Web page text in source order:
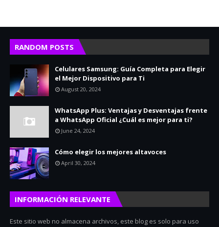
RANDOM POSTS
Celulares Samsung: Guía Completa para Elegir
el Mejor Dispositivo para Ti
August 20, 2024
WhatsApp Plus: Ventajas y Desventajas frente
a WhatsApp Oficial ¿Cuál es mejor para ti?
June 24, 2024
Cómo elegir los mejores altavoces
April 30, 2024
INFORMACIÓN RELEVANTE
Este sitio web no almacena archivos, este blog es solo para uso